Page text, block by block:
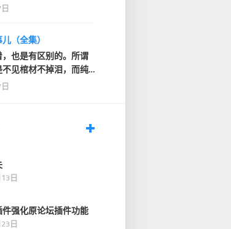
代的感…
（全集）
也是有区别的。所谓
见棺材不掉泪，而纯
材，也…
日
强化原论坛插件功能
日